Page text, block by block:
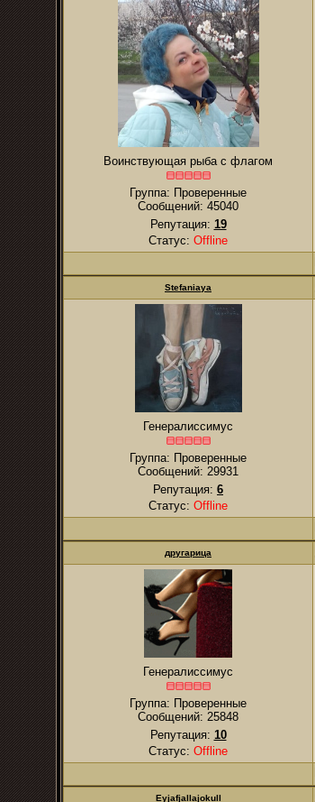
Воинствующая рыба с флагом
Группа: Проверенные
Сообщений: 45040
Репутация: 19
Статус: Offline
Stefaniaya
Генералиссимус
Группа: Проверенные
Сообщений: 29931
Репутация: 6
Статус: Offline
другарица
Генералиссимус
Группа: Проверенные
Сообщений: 25848
Репутация: 10
Статус: Offline
Eyjafjallajokull